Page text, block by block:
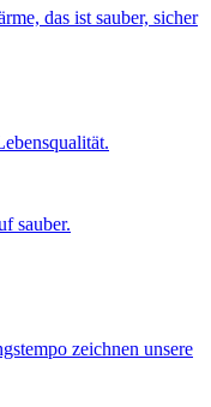
das ist sauber, sicher
sauber.
zeichnen unsere